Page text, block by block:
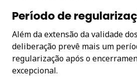
Período de
Além da extensão da validade
deliberação prevê mais um
regularização após o
excepcional.